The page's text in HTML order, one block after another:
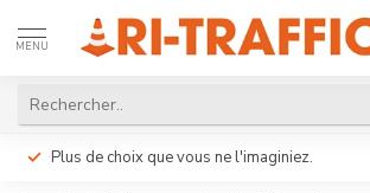
MENU
Plus de choix que vous ne l'imaginiez.